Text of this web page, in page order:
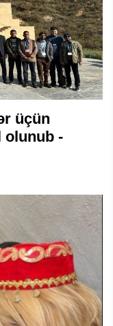
üçün
olunub -